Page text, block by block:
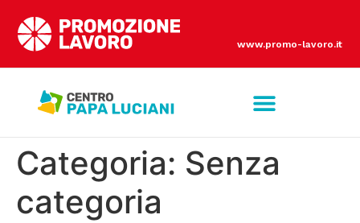
www.promo-lavoro.it
Categoria: Senza
categoria